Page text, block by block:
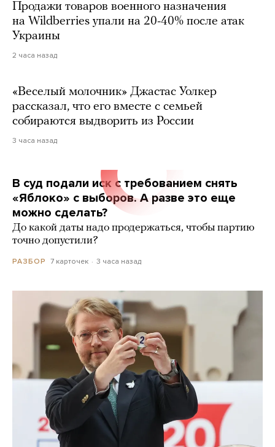
Продажи товаров военного назначения
на Wildberries упали на 20-40% после атак
Украины
2 часа назад
«Веселый молочник» Джастас Уолкер
рассказал, что его вместе с семьей
собираются выдворить из России
3 часа назад
В суд подали иск с требованием снять
«Яблоко» с выборов. А разве это еще
можно сделать?
До какой даты надо продержаться, чтобы партию
точно допустили?
РАЗБОР 7 карточек 3 часа назад